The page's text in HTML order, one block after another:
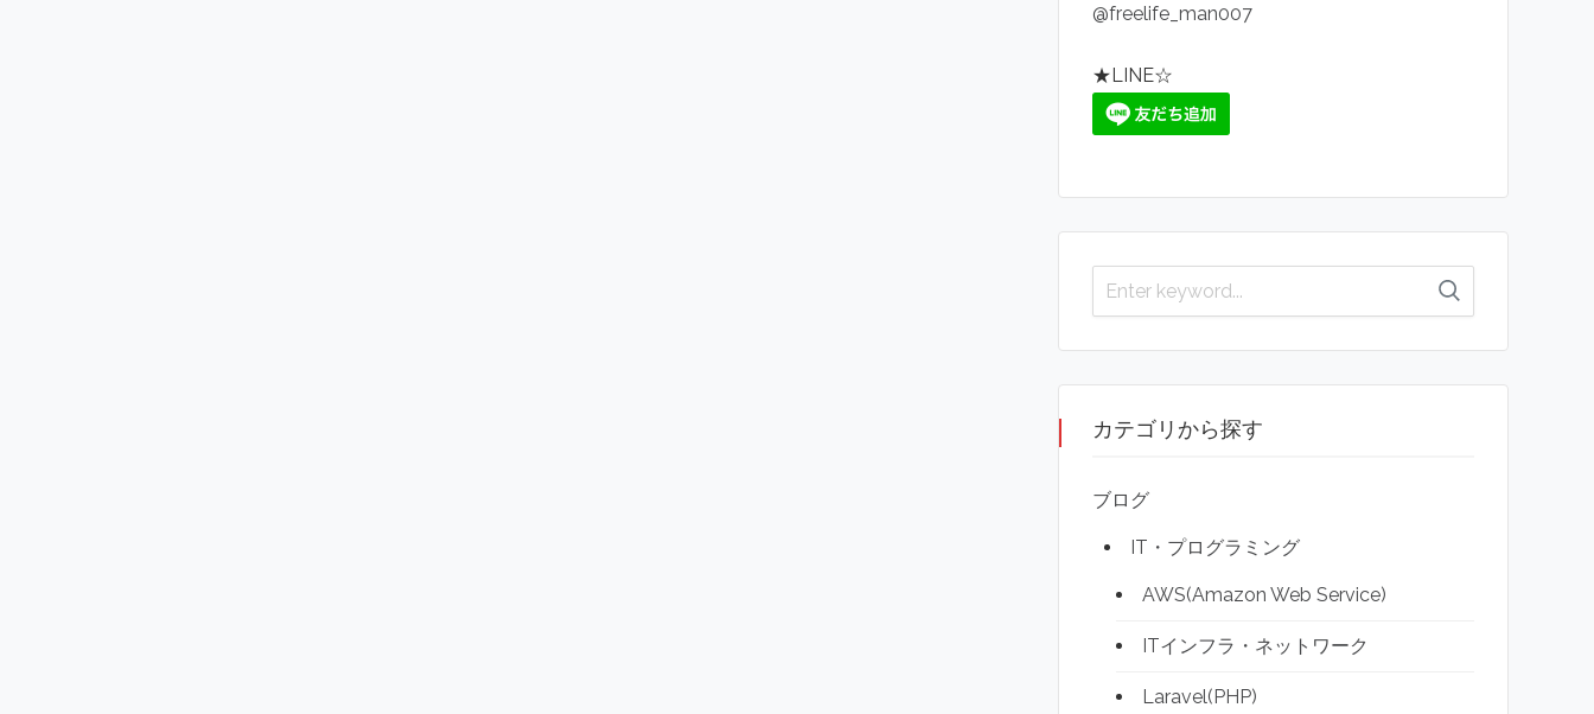
@freelife_man007
★LINE☆
カテゴリから探す
ブログ
IT・プログラミング
AWS(Amazon Web Service)
ITインフラ・ネットワーク
Laravel(PHP)